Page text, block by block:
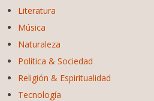
Literatura
Música
Naturaleza
Política & Sociedad
Religión & Espiritualidad
Tecnología